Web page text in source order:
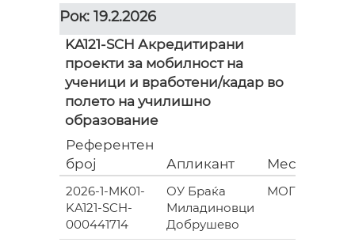
Рок: 19.2.2026
KA121-SCH Акредитирани
проекти за мобилност на
ученици и вработени/кадар во
полето на училишно
образование
Референтен
број
Апликант Место
2026-1-MK01-
KA121-SCH-
000441714
ОУ Браќа
Миладиновци
Добрушево
МОГИЛА